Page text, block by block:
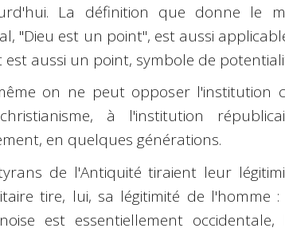
La définition que donne le
"Dieu est un point", est aussi
est aussi un point, symbole de
on ne peut opposer l'institution
à l'institution
en quelques générations.
de l'Antiquité tiraient leur
tire, lui, sa légitimité de l'homme
est essentiellement